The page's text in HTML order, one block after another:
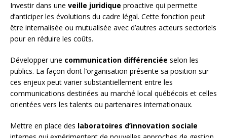
Investir dans une veille juridique proactive qui permette
d’anticiper les évolutions du cadre légal. Cette fonction peut
être internalisée ou mutualisée avec d’autres acteurs sectoriels
pour en réduire les coûts.
Développer une communication différenciée selon les
publics. La façon dont l’organisation présente sa position sur
ces enjeux peut varier substantiellement entre les
communications destinées au marché local québécois et celles
orientées vers les talents ou partenaires internationaux.
Mettre en place des laboratoires d’innovation sociale